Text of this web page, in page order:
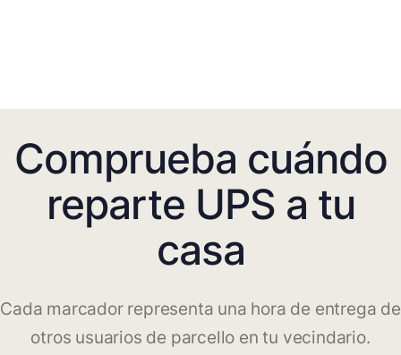
Comprueba cuándo
reparte UPS a tu
casa
Cada marcador representa una hora de entrega de
otros usuarios de parcello en tu vecindario.